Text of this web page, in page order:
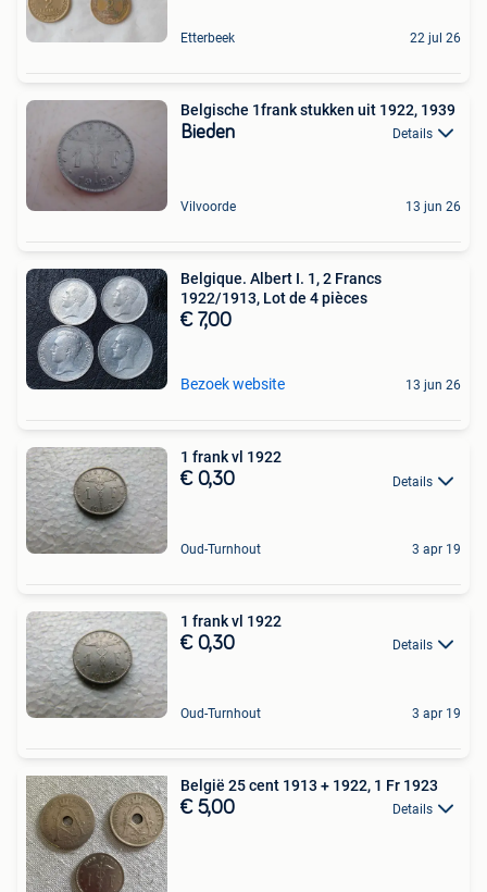
Etterbeek 22 jul 26
Belgische 1frank stukken uit 1922, 1939
Bieden Details
Vilvoorde 13 jun 26
Belgique. Albert I. 1, 2 Francs
1922/1913, Lot de 4 pièces
€ 7,00
Bezoek website 13 jun 26
1 frank vl 1922
€ 0,30 Details
Oud-Turnhout 3 apr 19
1 frank vl 1922
€ 0,30 Details
Oud-Turnhout 3 apr 19
België 25 cent 1913 + 1922, 1 Fr 1923
€ 5,00 Details